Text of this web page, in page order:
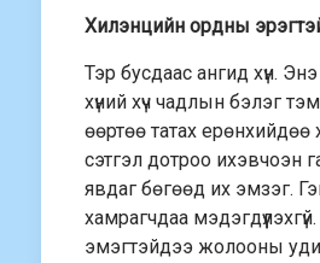
Хилэнцийн ордны
Тэр бусдаас ангид хүн.
хүний хүч чадлын бэлэг
өөртөө татах ерөнхийдөө
сэтгэл дотроо ихэвчоэн
явдаг бөгөөд их эмзэг.
хамрагчдаа
эмэгтэйдээ жолооны